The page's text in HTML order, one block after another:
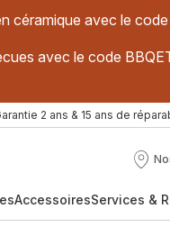
céramique avec le
avec le code
2 ans & 15 ans de
Nos
AccessoiresServices &